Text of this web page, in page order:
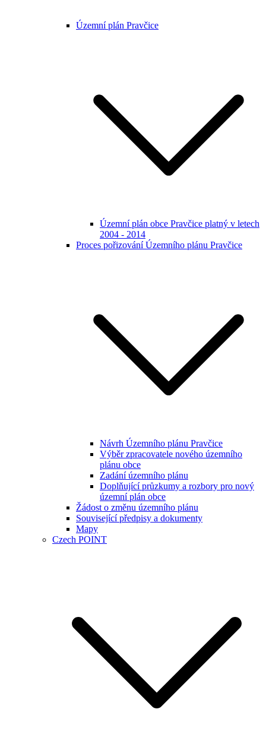
Územní plán Pravčice
Územní plán obce Pravčice platný v letech
2004 - 2014
Proces pořizování Územního plánu Pravčice
Návrh Územního plánu Pravčice
Výběr zpracovatele nového územního
plánu obce
Zadání územního plánu
Doplňující průzkumy a rozbory pro nový
územní plán obce
Žádost o změnu územního plánu
Související předpisy a dokumenty
Mapy
Czech POINT